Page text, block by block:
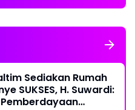
Sediakan Rumah
SUKSES, H. Suwardi: